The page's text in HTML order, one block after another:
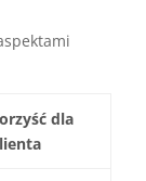
dla